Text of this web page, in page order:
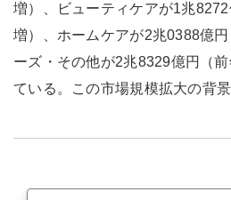
増）、ビューティケアが1兆
増）、ホームケアが2兆0388億
ーズ・その他が2兆8329億円（
ている。この市場規模拡大の背